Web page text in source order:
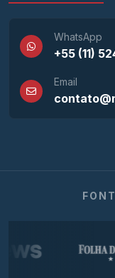
WhatsApp
+55 (11)
Email